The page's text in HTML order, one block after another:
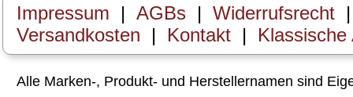
Impressum | AGBs | Widerrufsrecht
Versandkosten
| Kontakt |
Alle Marken-, Produkt- und Herstellernamen sind